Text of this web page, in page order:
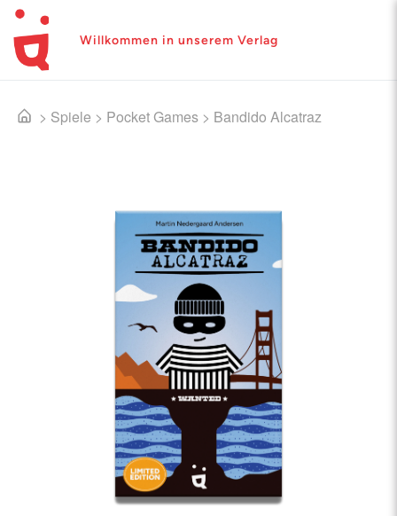
Willkommen in unserem Verlag
> Spiele > Pocket Games > Bandido Alcatraz